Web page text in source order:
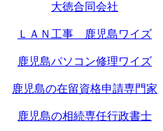
大徳合同会社
ＬＡＮ工事 鹿児島ワイズ
鹿児島パソコン修理ワイズ
鹿児島の在留資格申請専門家
鹿児島の相続専任行政書士